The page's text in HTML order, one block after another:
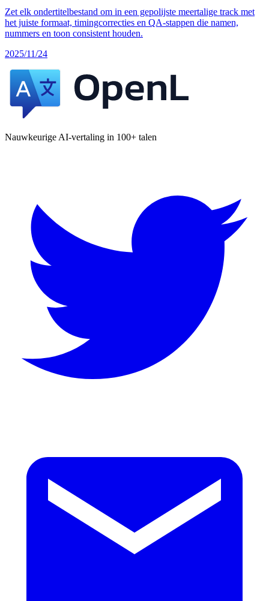
Zet elk ondertitelbestand om in een gepolijste meertalige track met
het juiste formaat, timingcorrecties en QA-stappen die namen,
nummers en toon consistent houden.
2025/11/24
Nauwkeurige AI-vertaling in 100+ talen